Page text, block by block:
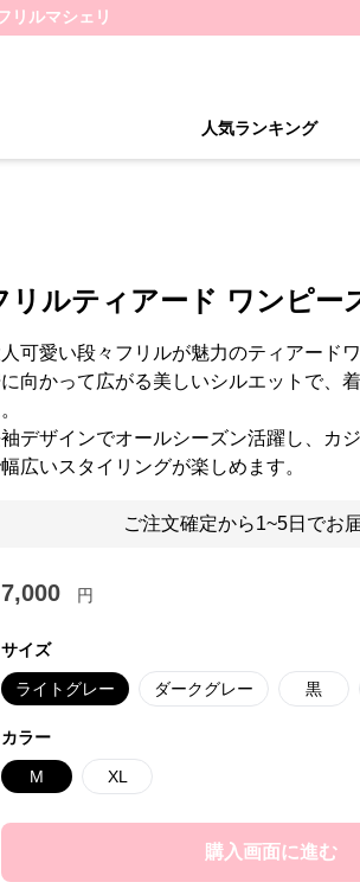
リルマシェリ
人気ランキング
リルティアード ワンピー
可愛い段々フリルが魅力のティアードワ
向かって広がる美しいシルエットで、
デザインでオールシーズン活躍し、カ
広いスタイリングが楽しめます。
ご注文確定から1~5日でお
7,000 円
サイズ
ライトグレー ダークグレー 黒
カラー
M XL
購入画面に進む